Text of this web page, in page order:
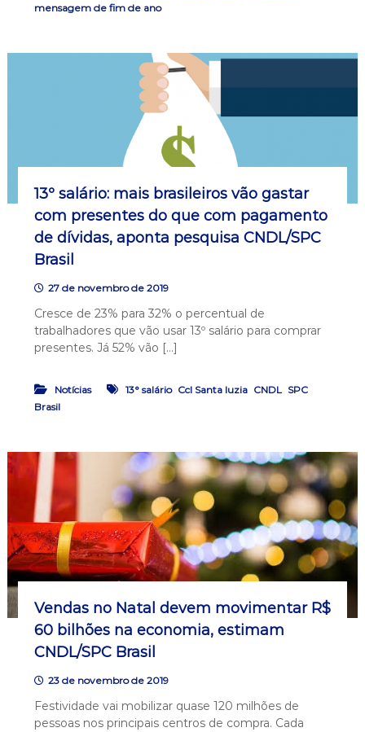
mensagem de fim de ano
13º salário: mais brasileiros vão gastar
com presentes do que com pagamento
de dívidas, aponta pesquisa CNDL/SPC
Brasil
27 de novembro de 2019
Cresce de 23% para 32% o percentual de
trabalhadores que vão usar 13º salário para comprar
presentes. Já 52% vão […]
Notícias 13° salário, Ccl Santa luzia, CNDL, SPC
Brasil
Vendas no Natal devem movimentar R$
60 bilhões na economia, estimam
CNDL/SPC Brasil
23 de novembro de 2019
Festividade vai mobilizar quase 120 milhões de
pessoas nos principais centros de compra. Cada